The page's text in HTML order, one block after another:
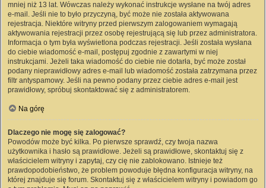
mniej niż 13 lat. Wówczas należy wykonać instrukcje wysłane na twój adres
e-mail. Jeśli nie to było przyczyną, być może nie została aktywowana
rejestracja. Niektóre witryny przed pierwszym zalogowaniem wymagają
aktywowania rejestracji przez osobę rejestrującą się lub przez administratora.
Informacja o tym była wyświetlona podczas rejestracji. Jeśli została wysłana
do ciebie wiadomość e-mail, postępuj zgodnie z zawartymi w niej
instrukcjami. Jeżeli taka wiadomość do ciebie nie dotarła, być może został
podany nieprawidłowy adres e-mail lub wiadomość została zatrzymana przez
filtr antyspamowy. Jeśli na pewno podany przez ciebie adres e-mail jest
prawidłowy, spróbuj skontaktować się z administratorem.
Na górę
Dlaczego nie mogę się zalogować?
Powodów może być kilka. Po pierwsze sprawdź, czy twoja nazwa
użytkownika i hasło są prawidłowe. Jeżeli są prawidłowe, skontaktuj się z
właścicielem witryny i zapytaj, czy cię nie zablokowano. Istnieje też
prawdopodobieństwo, że problem powoduje błędna konfiguracja witryny, na
której znajduje się forum. Skontaktuj się z właścicielem witryny i powiadom go